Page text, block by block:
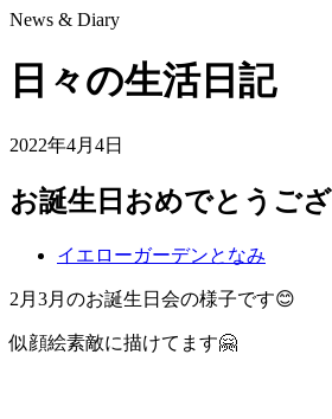
News & Diary
日々の生活日記
2022年4月4日
お誕生日おめでとうご
イエローガーデンとなみ
2月3月のお誕生日会の様子です😊
似顔絵素敵に描けてます🤗